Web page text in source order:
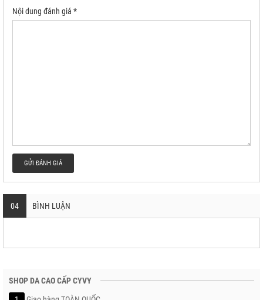
Nội dung đánh giá *
GỬI ĐÁNH GIÁ
04 BÌNH LUẬN
SHOP DA CAO CẤP CYVY